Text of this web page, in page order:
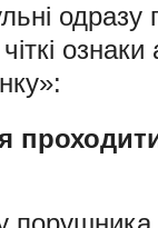
одразу
ознаки